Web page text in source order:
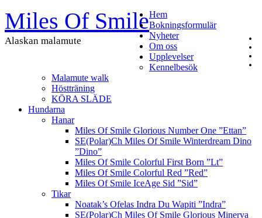
Miles Of Smile
Alaskan malamute
Hem
Bokningsformulär
Nyheter
Om oss
Upplevelser
Kennelbesök
Malamute walk
Höstträning
KÖRA SLÄDE
Hundarna
Hanar
Miles Of Smile Glorious Number One ”Ettan”
SE(Polar)Ch Miles Of Smile Winterdream Dino
”Dino”
Miles Of Smile Colorful First Born ”Lt”
Miles Of Smile Colorful Red ”Red”
Miles Of Smile IceAge Sid ”Sid”
Tikar
Noatak’s Ofelas Indra Du Wapiti ”Indra”
SE(Polar)Ch Miles Of Smile Glorious Minerva